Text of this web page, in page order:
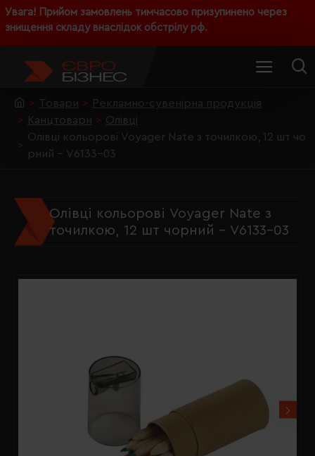
Увага! Прийом замовлень тимчасово призупинено через
знищення складу внаслідок обстрілу рф.
Товари
Рекламно-сувенірна продукція
Канцтовари
Олівці
Олівці кольорові Voyager Nate з точилкою, 12 шт чо
рний - V6133-03
Олівці кольорові Voyager Nate з
точилкою, 12 шт чорний - V6133-03